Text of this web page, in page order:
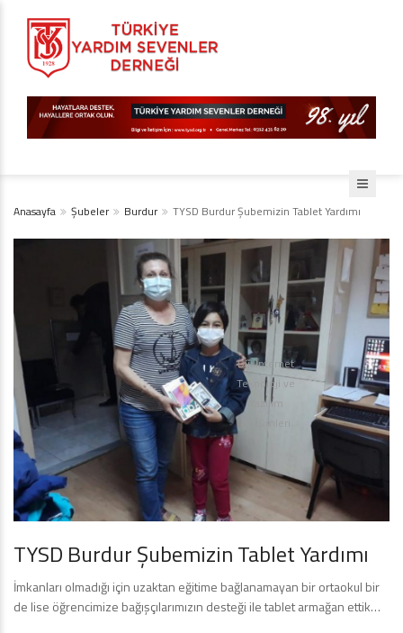
Anasayfa Şubeler Burdur TYSD Burdur Şubemizin Tablet Yardımı
TYSD Burdur Şubemizin Tablet Yardımı
İmkanları olmadığı için uzaktan eğitime bağlanamayan bir ortaokul bir
de lise öğrencimize bağışçılarımızın desteği ile tablet armağan ettik…
Diji İnternet
Teknoloji ve
Yazılım
Çözümleri